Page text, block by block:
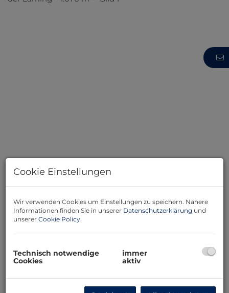
Grundstücksdaten:
1.070 m²
Cookie Einstellungen
Wir verwenden Cookies um Einstellungen zu speichern. Nähere
Informationen finden Sie in unserer Datenschutzerklärung und
unserer Cookie Policy.
Technisch notwendige
Cookies
immer
aktiv